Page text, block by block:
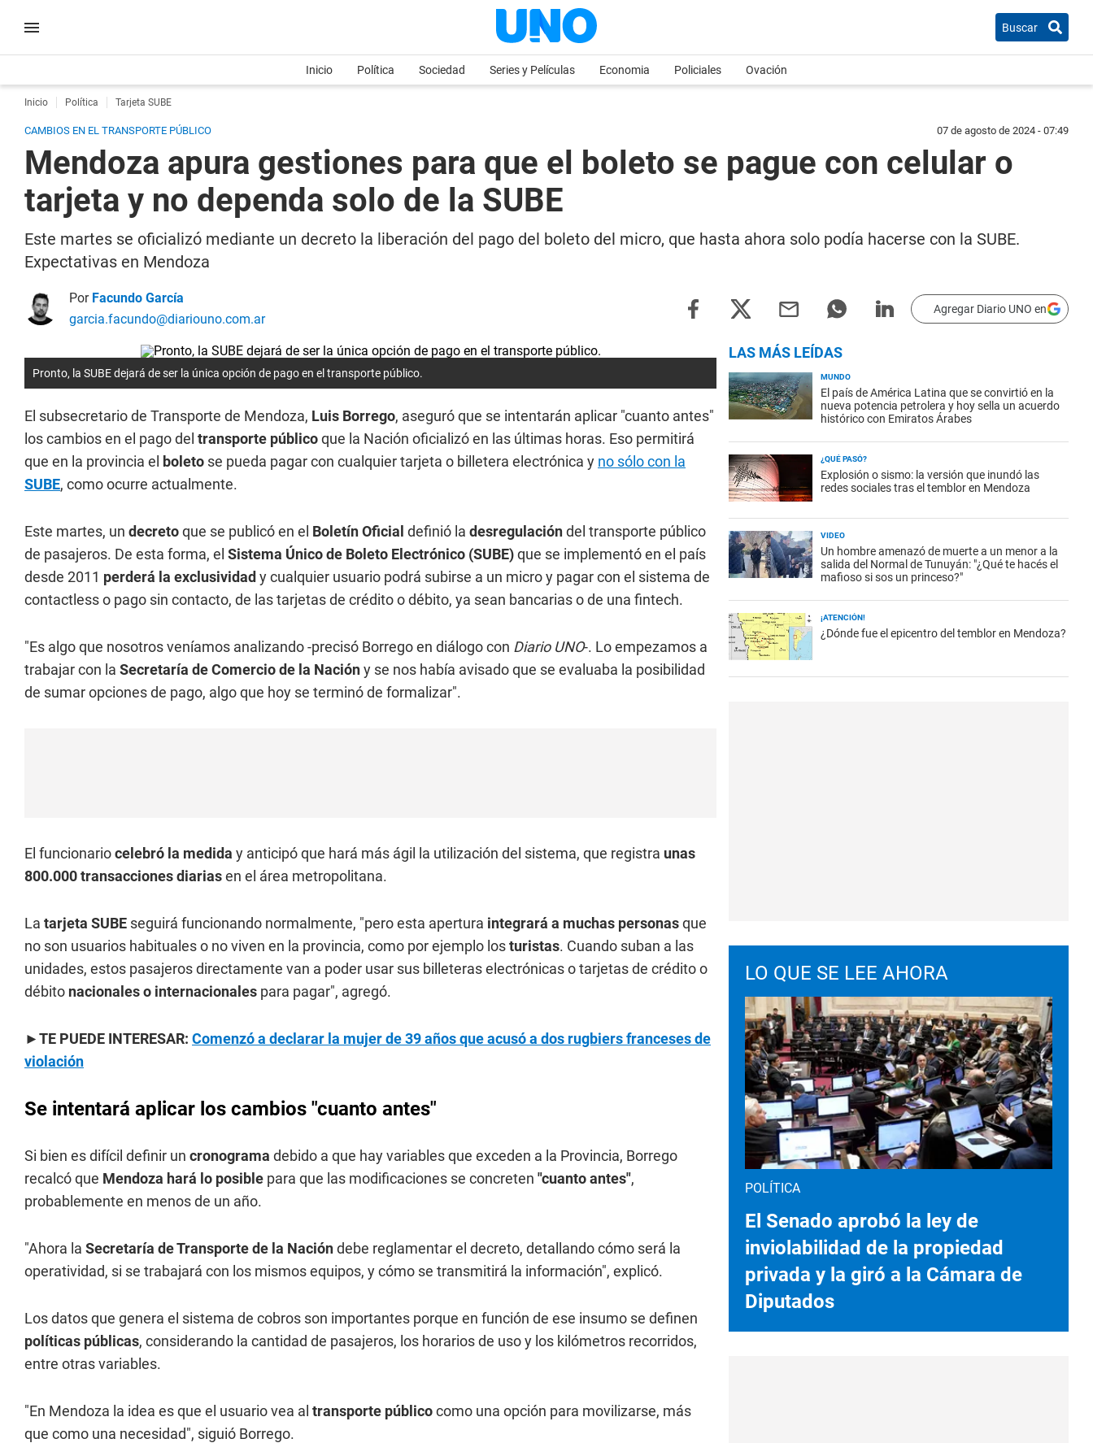
Buscar
Inicio Política Sociedad Series y Películas Economia Policiales Ovación
Inicio Política Tarjeta SUBE
CAMBIOS EN EL TRANSPORTE PÚBLICO 07 de agosto de 2024 - 07:49
Mendoza apura gestiones para que el boleto se pague con celular o
tarjeta y no dependa solo de la SUBE
Este martes se oficializó mediante un decreto la liberación del pago del boleto del micro, que hasta ahora solo podía hacerse con la SUBE.
Expectativas en Mendoza
Por Facundo García
garcia.facundo@diariouno.com.ar
Agregar Diario UNO en
Pronto, la SUBE dejará de ser la única opción de pago en el transporte público.
El subsecretario de Transporte de Mendoza, Luis Borrego, aseguró que se intentarán aplicar "cuanto antes"
los cambios en el pago del transporte públicoque la Nación oficializó en las últimas horas. Eso permitirá
que en la provincia el boleto se pueda pagar con cualquier tarjeta o billetera electrónica y no sólo con la
SUBE, como ocurre actualmente.
Este martes, un decretoque se publicó en el Boletín Oficial definió la desregulacióndel transporte público
de pasajeros. De esta forma, el Sistema Único de Boleto Electrónico (SUBE)que se implementó en el país
desde 2011 perderá la exclusividad y cualquier usuario podrá subirse a un micro y pagar con el sistema de
contactless o pago sin contacto, de las tarjetas de crédito o débito, ya sean bancarias o de una fintech.
"Es algo que nosotros veníamos analizando -precisó Borrego en diálogo con Diario UNO-. Lo empezamos a
trabajar con la Secretaría de Comercio de la Nacióny se nos había avisado que se evaluaba la posibilidad
de sumar opciones de pago, algo que hoy se terminó de formalizar".
El funcionariocelebró la medida y anticipó que hará más ágil la utilización del sistema, que registra unas
800.000 transacciones diariasen el área metropolitana.
La tarjeta SUBE seguirá funcionando normalmente, "pero esta apertura integrará a muchas personasque
no son usuarios habituales o no viven en la provincia, como por ejemplo losturistas. Cuando suban a las
unidades, estos pasajeros directamente van a poder usar sus billeteras electrónicas o tarjetas de crédito o
débito nacionales o internacionales para pagar", agregó.
►TE PUEDE INTERESAR: Comenzó a declarar la mujer de 39 años que acusó a dos rugbiers franceses de
violación
Se intentará aplicar los cambios "cuanto antes"
Si bien es difícil definir un cronograma debido a que hay variables que exceden a la Provincia, Borrego
recalcó que Mendoza hará lo posible para que las modificaciones se concreten "cuanto antes",
probablemente en menos de un año.
"Ahora la Secretaría de Transporte de la Nacióndebe reglamentar el decreto, detallando cómo será la
operatividad, si se trabajará con los mismos equipos, y cómo se transmitirá la información", explicó.
Los datos que genera el sistema de cobros son importantes porque en función de ese insumo se definen
políticas públicas, considerando la cantidad de pasajeros, los horarios de uso y los kilómetros recorridos,
entre otras variables.
"En Mendoza la idea es que el usuario vea al transporte públicocomo una opción para movilizarse, más
que como una necesidad", siguió Borrego.
LAS MÁS LEÍDAS
MUNDO
El país de América Latina que se convirtió en la
nueva potencia petrolera y hoy sella un acuerdo
histórico con Emiratos Árabes
¿QUÉ PASÓ?
Explosión o sismo: la versión que inundó las
redes sociales tras el temblor en Mendoza
VIDEO
Un hombre amenazó de muerte a un menor a la
salida del Normal de Tunuyán: "¿Qué te hacés el
mafioso si sos un princeso?"
¡ATENCIÓN!
¿Dónde fue el epicentro del temblor en Mendoza?
LO QUE SE LEE AHORA
POLÍTICA
El Senado aprobó la ley de
inviolabilidad de la propiedad
privada y la giró a la Cámara de
Diputados